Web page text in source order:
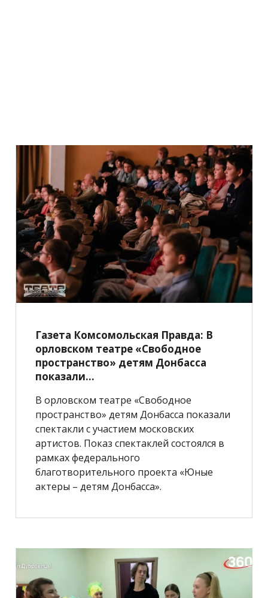
Газета Комсомольская Правда: В
орловском театре «Свободное
пространство» детям Донбасса
показали...
В орловском театре «Свободное
пространство» детям Донбасса показали
спектакли с участием московских
артистов. Показ спектаклей состоялся в
рамках федерального
благотворительного проекта «Юные
актеры – детям Донбасса».